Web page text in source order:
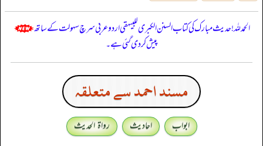
الحمدللہ! حدیث مبارک کی کتاب السنن الكبرى للبيهقي اردو عربی سرچ سہولت کے ساتھ
پیش کر دی گئی ہے۔
مسند احمد سے متعلقہ
ابواب احادیث
رواۃ الحدیث